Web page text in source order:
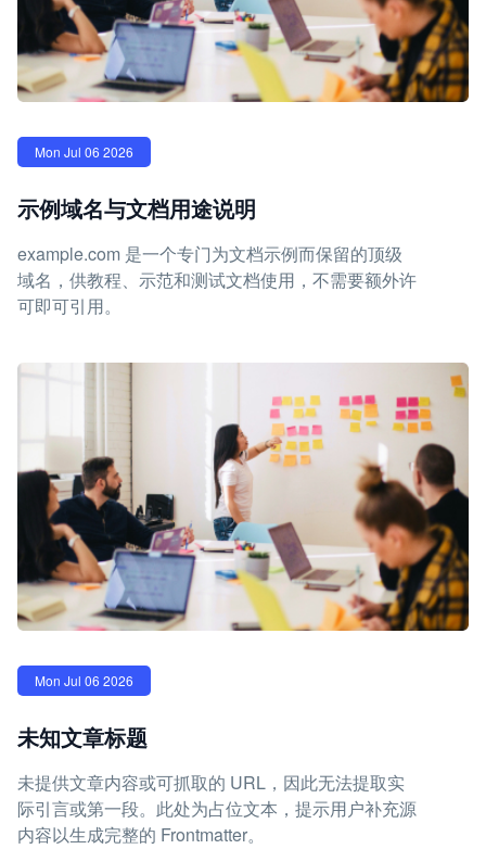
Mon Jul 06 2026
示例域名与文档用途说明
example.com 是一个专门为文档示例而保留的顶级
域名，供教程、示范和测试文档使用，不需要额外许
可即可引用。
Mon Jul 06 2026
未知文章标题
未提供文章内容或可抓取的 URL，因此无法提取实
际引言或第一段。此处为占位文本，提示用户补充源
内容以生成完整的 Frontmatter。